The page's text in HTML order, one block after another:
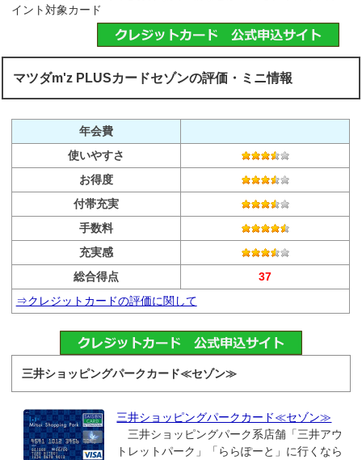
イント対象カード
マツダm'z PLUSカードセゾンの評価・ミニ情報
年会費
使いやすさ
お得度
付帯充実
手数料
充実感
総合得点
37
⇒クレジットカードの評価に関して
三井ショッピングパークカード≪セゾン≫
三井ショッピングパークカード≪セゾン≫
三井ショッピングパーク系店舗「三井アウ
トレットパーク」「ららぽーと」に行くなら